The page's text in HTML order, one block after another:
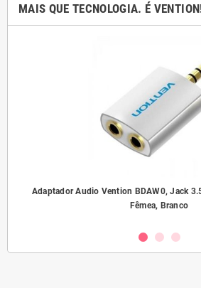
MAIS QUE TECNOLOGIA. É
Adaptador Audio Vention BDAW0, Jack
Fêmea, Branco